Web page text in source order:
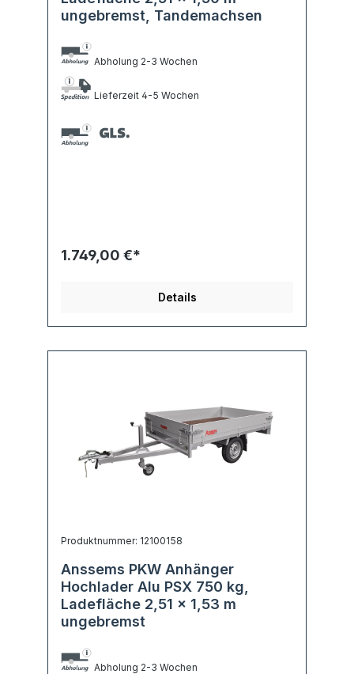
ungebremst, Tandemachsen
Abholung 2-3 Wochen
Lieferzeit 4-5 Wochen
1.749,00 €*
Details
Produktnummer: 12100158
Anssems PKW Anhänger
Hochlader Alu PSX 750 kg,
Ladefläche 2,51 x 1,53 m
ungebremst
Abholung 2-3 Wochen